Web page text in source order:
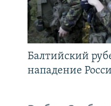
Балтийский
нападение